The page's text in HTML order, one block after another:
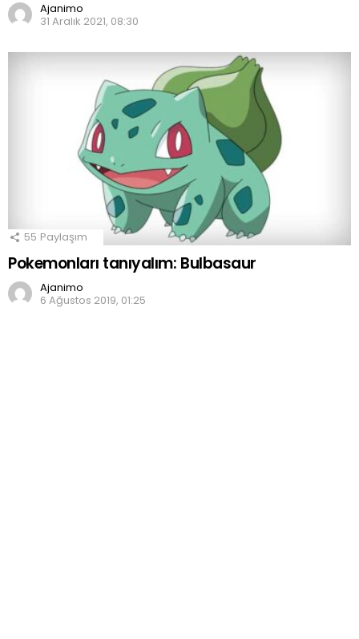
Ajanimo
31 Aralık 2021, 08:30
55 Paylaşım
Pokemonları tanıyalım: Bulbasaur
Ajanimo
6 Ağustos 2019, 01:25